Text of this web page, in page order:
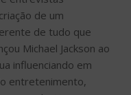
de um
de tudo que
Michael Jackson ao
influenciando em
entretenimento,